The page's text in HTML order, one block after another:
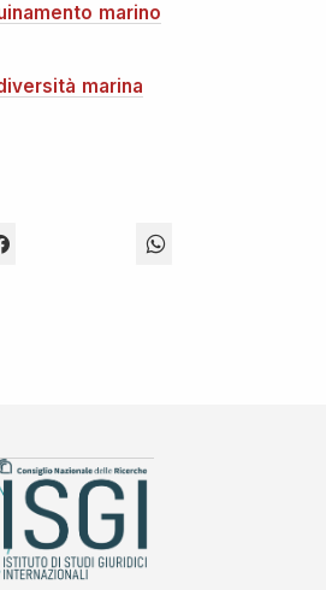
marino
marina
TWITTER (OPENS IN NEW WINDOW)
CLICK TO SHARE ON FACEBOOK (OPENS